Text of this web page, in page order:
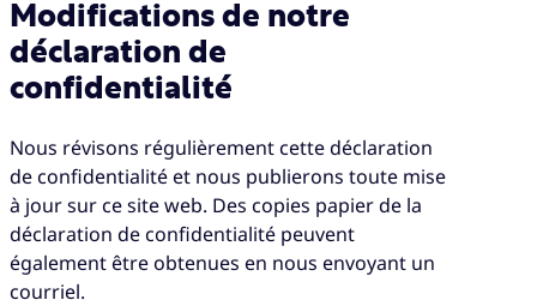
Modifications de notre
déclaration de
confidentialité
Nous révisons régulièrement cette déclaration
de confidentialité et nous publierons toute mise
à jour sur ce site web. Des copies papier de la
déclaration de confidentialité peuvent
également être obtenues en nous envoyant un
courriel.